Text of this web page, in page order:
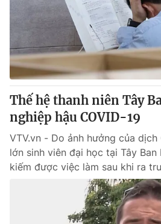
Thế giới đó đây
Câu chuyện quốc tế
Tài chính
Thị trường
Góc doanh nghiệp
Dữ liệu và đời sống
Truyền hình
Phim VTV
Hậu trường
Nhân vật
Giải trí
Điện ảnh
Đời sống
Thế hệ thanh niên Tây
nghiệp hậu COVID-19
VTV.vn - Do ảnh hưởng của
lớn sinh viên đại học tại Tây
kiếm được việc làm sau khi ra